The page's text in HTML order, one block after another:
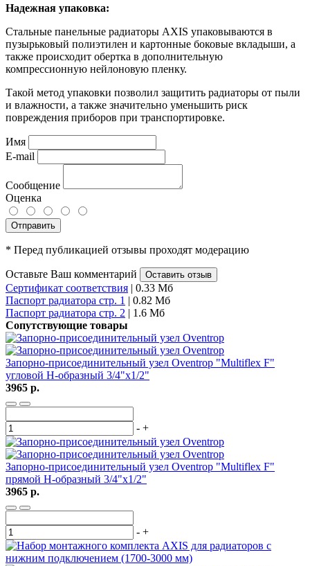
Надежная упаковка:
Стальные панельные радиаторы AXIS упаковываются в
пузырьковый полиэтилен и картонные боковые вкладыши, а
также происходит обертка в дополнительную
компрессионную нейлоновую пленку.
Такой метод упаковки позволил защитить радиаторы от пыли
и влажности, а также значительно уменьшить риск
повреждения приборов при транспортировке.
Имя
E-mail
Сообщение
Оценка
Отправить
* Перед публикацией отзывы проходят модерацию
Оставьте Ваш комментарий Оставить отзыв
Сертификат соответствия | 0.33 Мб
Паспорт радиатора стр. 1 | 0.82 Мб
Паспорт радиатора стр. 2 | 1.6 Мб
Сопутствующие товары
Запорно-присоединительный узел Oventrop "Multiflex F"
угловой H-образный 3/4"х1/2"
3965 р.
- +
Запорно-присоединительный узел Oventrop "Multiflex F"
прямой H-образный 3/4"х1/2"
3965 р.
- +